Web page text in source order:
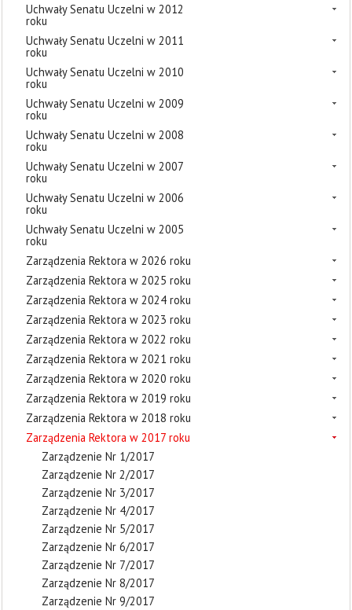
Uchwały Senatu Uczelni w 2012
roku
Uchwały Senatu Uczelni w 2011
roku
Uchwały Senatu Uczelni w 2010
roku
Uchwały Senatu Uczelni w 2009
roku
Uchwały Senatu Uczelni w 2008
roku
Uchwały Senatu Uczelni w 2007
roku
Uchwały Senatu Uczelni w 2006
roku
Uchwały Senatu Uczelni w 2005
roku
Zarządzenia Rektora w 2026 roku
Zarządzenia Rektora w 2025 roku
Zarządzenia Rektora w 2024 roku
Zarządzenia Rektora w 2023 roku
Zarządzenia Rektora w 2022 roku
Zarządzenia Rektora w 2021 roku
Zarządzenia Rektora w 2020 roku
Zarządzenia Rektora w 2019 roku
Zarządzenia Rektora w 2018 roku
Zarządzenia Rektora w 2017 roku
Zarządzenie Nr 1/2017
Zarządzenie Nr 2/2017
Zarządzenie Nr 3/2017
Zarządzenie Nr 4/2017
Zarządzenie Nr 5/2017
Zarządzenie Nr 6/2017
Zarządzenie Nr 7/2017
Zarządzenie Nr 8/2017
Zarządzenie Nr 9/2017